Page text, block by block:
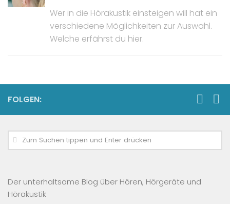
Wer in die Hörakustik einsteigen will hat ein
verschiedene Möglichkeiten zur Auswahl.
Welche erfährst du hier.
FOLGEN:
Der unterhaltsame Blog über Hören, Hörgeräte und
Hörakustik